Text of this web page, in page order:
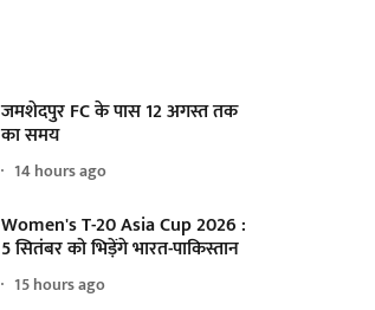
जमशेदपुर FC के पास 12 अगस्त तक
का समय
14 hours ago
Women's T-20 Asia Cup 2026 :
5 सितंबर को भिड़ेंगे भारत-पाकिस्तान
15 hours ago